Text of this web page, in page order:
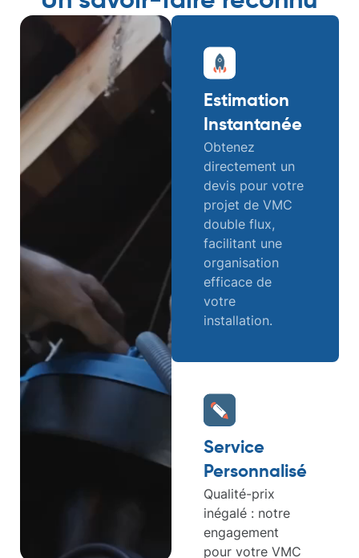
Estimation
Instantanée
Obtenez
directement un
devis pour votre
projet de VMC
double flux,
facilitant une
organisation
efficace de
votre
installation.
Service
Personnalisé
Qualité-prix
inégalé : notre
engagement
pour votre VMC